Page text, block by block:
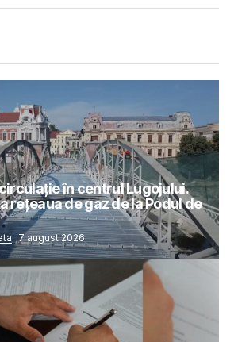
în centrul Lugojului.
rețeaua de gaz de la Podul de
7 august 2026